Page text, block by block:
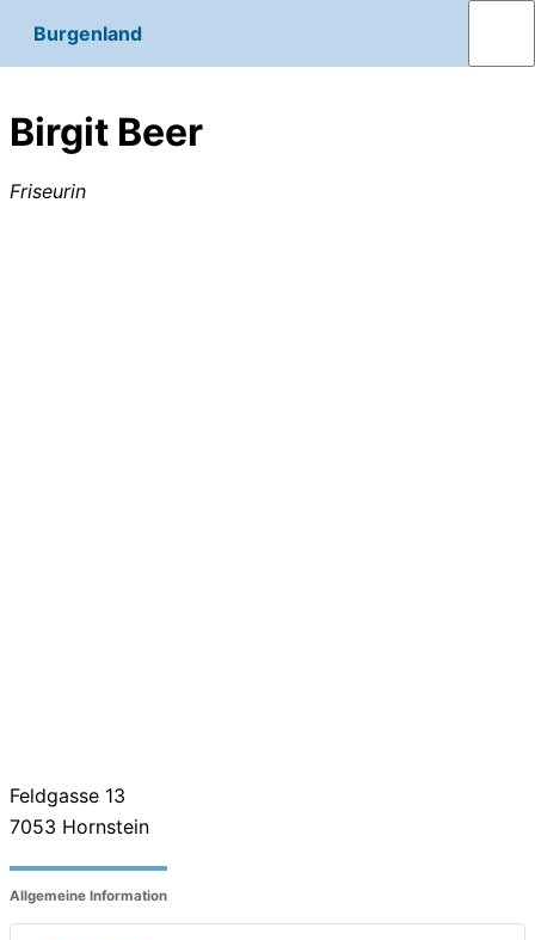
Burgenland
Birgit Beer
Friseurin
Feldgasse 13
7053 Hornstein
Allgemeine Information